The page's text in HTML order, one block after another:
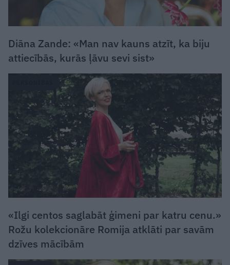
Diāna Zande: «Man nav kauns atzīt, ka biju
attiecībās, kurās ļāvu sevi sist»
«Ilgi centos saglabāt ģimeni par katru cenu.»
Rožu kolekcionāre Romija atklāti par savām
dzīves mācībām